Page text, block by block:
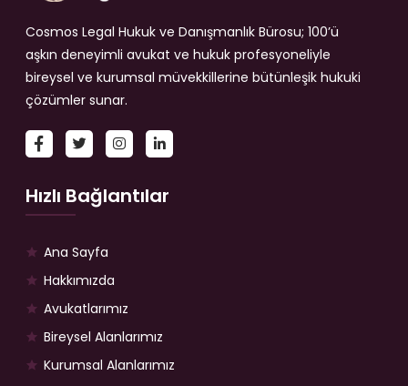
Cosmos Legal Hukuk ve Danışmanlık Bürosu; 100’ü
aşkın deneyimli avukat ve hukuk profesyoneliyle
bireysel ve kurumsal müvekkillerine bütünleşik hukuki
çözümler sunar.
Hızlı Bağlantılar
Ana Sayfa
Hakkımızda
Avukatlarımız
Bireysel Alanlarımız
Kurumsal Alanlarımız